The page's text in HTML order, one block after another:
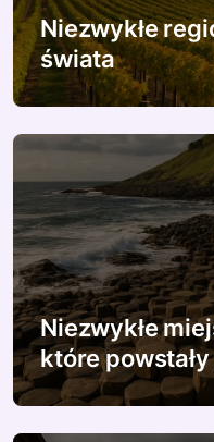
p
i
s
u
Niezwykłe
świata
Niezwykłe
które